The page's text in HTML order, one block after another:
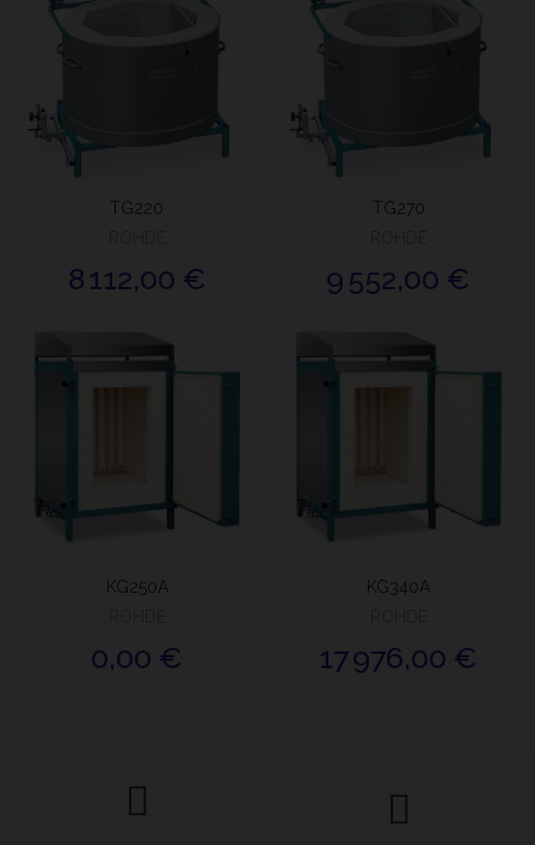
TG220
8 112,00 €
TG270
9 552,00 €
KG250A
0,00 €
KG340A
17 976,00 €